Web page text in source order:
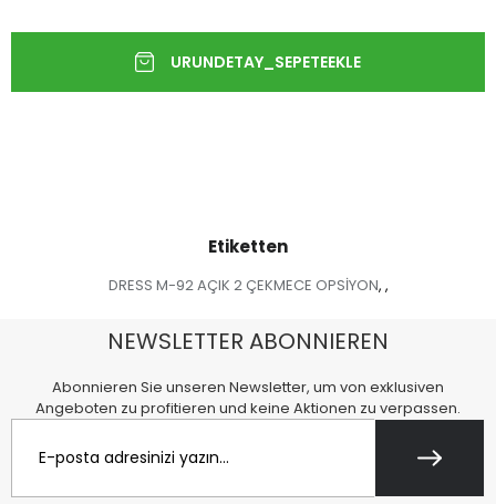
Etiketten
DRESS M-92 AÇIK 2 ÇEKMECE OPSİYON, ,
NEWSLETTER ABONNIEREN
Abonnieren Sie unseren Newsletter, um von exklusiven
Angeboten zu profitieren und keine Aktionen zu verpassen.